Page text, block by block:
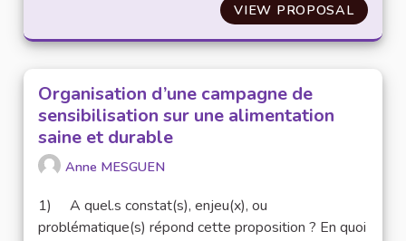
VIEW PROPOSALWHAT
Organisation d’une campagne de
sensibilisation sur une alimentation
saine et durable
Anne MESGUEN
1) A quel.s constat(s), enjeu(x), ou
problématique(s) répond cette proposition ? En quoi